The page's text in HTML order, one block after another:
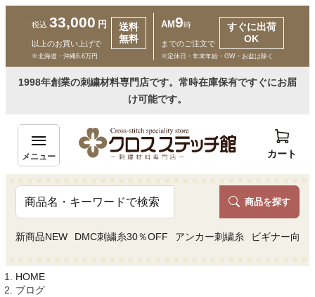
税込 33,000 円
以上のお買い上げで
送料
無料
※北海道・沖縄6.6万円
AM9時
までのご注文で
すぐに出荷
OK
※定休日・年末年始・GW・お盆は除く
1998年創業の刺繍材料専門店です。常時在庫保有ですぐにお届
け可能です。
メニュー カート
商品を探す
新商品NEW DMC刺繍糸30％OFF アンカー刺繍糸 ビギナー向け
新規会員登録 ログイン
取り扱いブランドから探す
HOME
ブログ